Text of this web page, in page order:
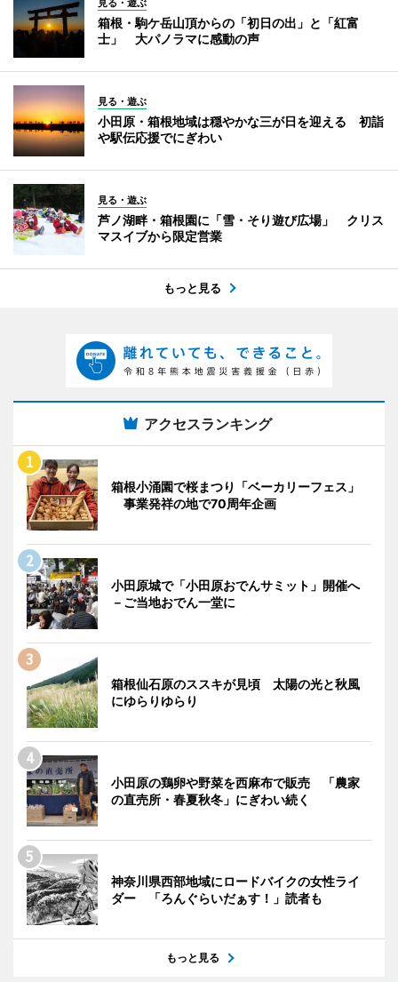
見る・遊ぶ
箱根・駒ケ岳山頂からの「初日の出」と「紅富
士」 大パノラマに感動の声
見る・遊ぶ
小田原・箱根地域は穏やかな三が日を迎える 初詣
や駅伝応援でにぎわい
見る・遊ぶ
芦ノ湖畔・箱根園に「雪・そり遊び広場」 クリス
マスイブから限定営業
もっと見る
アクセスランキング
箱根小涌園で桜まつり「ベーカリーフェス」
事業発祥の地で70周年企画
小田原城で「小田原おでんサミット」開催へ
－ご当地おでん一堂に
箱根仙石原のススキが見頃 太陽の光と秋風
にゆらりゆらり
小田原の鶏卵や野菜を西麻布で販売 「農家
の直売所・春夏秋冬」にぎわい続く
神奈川県西部地域にロードバイクの女性ライ
ダー 「ろんぐらいだぁす！」読者も
もっと見る